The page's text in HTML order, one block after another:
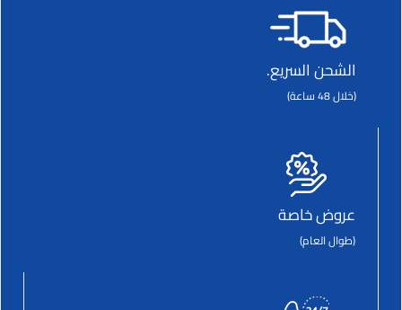
الشحن السريع.
(خلال 48 ساعة)
عروض خاصة
(طوال العام)